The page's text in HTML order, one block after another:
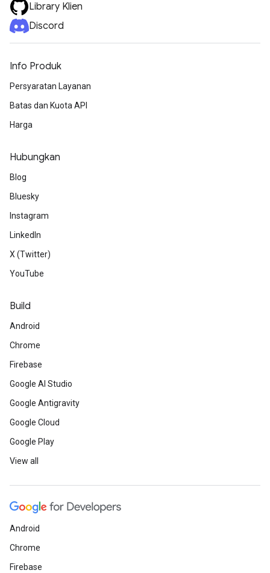
Library Klien
Discord
Info Produk
Persyaratan Layanan
Batas dan Kuota API
Harga
Hubungkan
Blog
Bluesky
Instagram
LinkedIn
X (Twitter)
YouTube
Build
Android
Chrome
Firebase
Google AI Studio
Google Antigravity
Google Cloud
Google Play
View all
Android
Chrome
Firebase